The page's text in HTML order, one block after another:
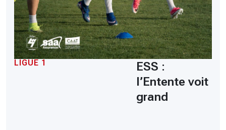
LIGUE 1
ESS :
l’Entente voit
grand